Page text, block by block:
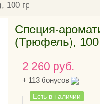
100 гр
Специя-
(Трюфель), 100
2 260 руб.
+ 113 бонусов
Есть в наличии